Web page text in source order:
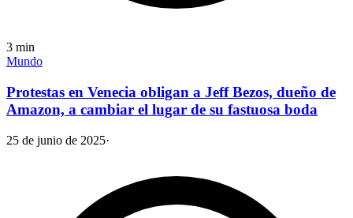
3 min
Mundo
Protestas en Venecia obligan a Jeff Bezos, dueño de
Amazon, a cambiar el lugar de su fastuosa boda
25 de junio de 2025·